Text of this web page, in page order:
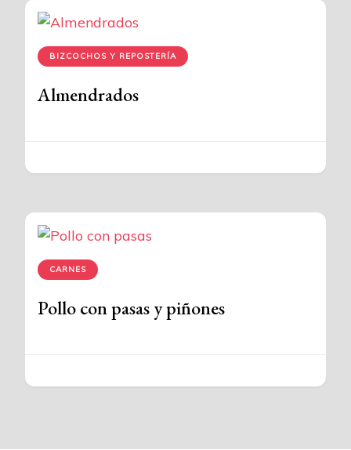
BIZCOCHOS Y REPOSTERÍA
Almendrados
CARNES
Pollo con pasas y piñones